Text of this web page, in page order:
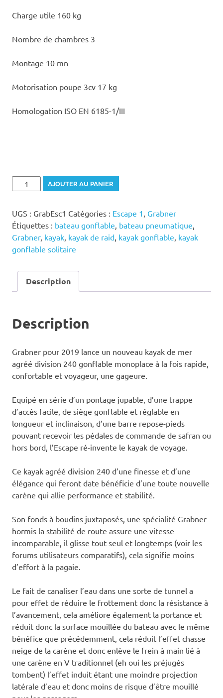
Charge utile 160 kg
Nombre de chambres 3
Montage 10 mn
Motorisation poupe 3cv 17 kg
Homologation ISO EN 6185-1/III
quantité
de
ESCAPE
1
Grabner
AJOUTER AU PANIER
UGS : GrabEsc1 Catégories : Escape 1 , Grabner
Étiquettes : bateau gonflable, bateau pneumatique,
Grabner, kayak, kayak de raid, kayak gonflable, kayak
gonflable solitaire
Description
Description
Grabner pour 2019 lance un nouveau kayak de mer
agréé division 240 gonflable monoplace à la fois rapide,
confortable et voyageur, une gageure.
Equipé en série d’un pontage jupable, d’une trappe
d’accès facile, de siège gonflable et réglable en
longueur et inclinaison, d’une barre repose-pieds
pouvant recevoir les pédales de commande de safran ou
hors bord, l’Escape ré-invente le kayak de voyage.
Ce kayak agréé division 240 d’une finesse et d’une
élégance qui feront date bénéficie d’une toute nouvelle
carène qui allie performance et stabilité.
Son fonds à boudins juxtaposés, une spécialité Grabner
hormis la stabilité de route assure une vitesse
incomparable, il glisse tout seul et longtemps (voir les
forums utilisateurs comparatifs), cela signifie moins
d’effort à la pagaie.
Le fait de canaliser l’eau dans une sorte de tunnel a
pour effet de réduire le frottement donc la résistance à
l’avancement, cela améliore également la portance et
réduit donc la surface mouillée du bateau avec le même
bénéfice que précédemment, cela réduit l’effet chasse
neige de la carène et donc enlève le frein à main lié à
une carène en V traditionnel (eh oui les préjugés
tombent) l’effet induit étant une moindre projection
latérale d’eau et donc moins de risque d’être mouillé